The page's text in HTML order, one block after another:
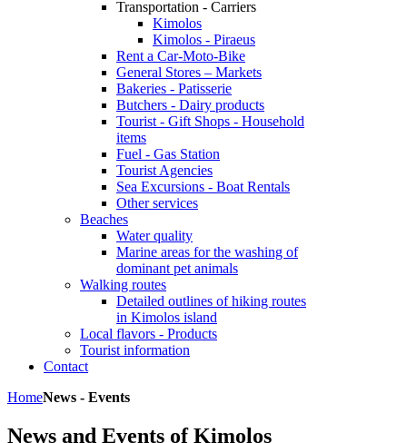
Transportation - Carriers
Kimolos
Kimolos - Piraeus
Rent a Car-Moto-Bike
General Stores – Markets
Bakeries - Patisserie
Butchers - Dairy products
Tourist - Gift Shops - Household
items
Fuel - Gas Station
Tourist Agencies
Sea Excursions - Boat Rentals
Other services
Beaches
Water quality
Marine areas for the washing of
dominant pet animals
Walking routes
Detailed outlines of hiking routes
in Kimolos island
Local flavors - Products
Tourist information
Contact
HomeNews - Events
News and Events of Kimolos